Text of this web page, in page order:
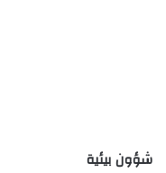
شؤون بيئية